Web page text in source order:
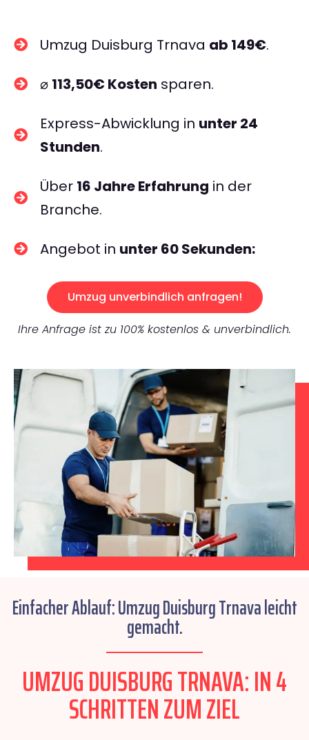
Umzug Duisburg Trnava ab 149€.
⌀ 113,50€ Kosten sparen.
Express-Abwicklung in unter 24
Stunden.
Über 16 Jahre Erfahrung in der
Branche.
Angebot in unter 60 Sekunden:
Umzug unverbindlich anfragen!
Ihre Anfrage ist zu 100% kostenlos & unverbindlich.
Einfacher Ablauf: Umzug Duisburg Trnava leicht
gemacht.
UMZUG DUISBURG TRNAVA: IN 4
SCHRITTEN ZUM ZIEL